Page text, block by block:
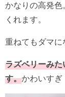
かなりの高発色
くれます。
重ねてもダマに
ラズベリーみた
す。かわいす